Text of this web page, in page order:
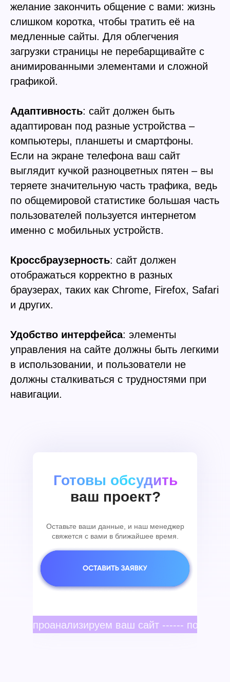
желание закончить общение с вами: жизнь
слишком коротка, чтобы тратить её на
медленные сайты. Для облегчения
загрузки страницы не перебарщивайте с
анимированными элементами и сложной
графикой.
Адаптивность: сайт должен быть
адаптирован под разные устройства –
компьютеры, планшеты и смартфоны.
Если на экране телефона ваш сайт
выглядит кучкой разноцветных пятен – вы
теряете значительную часть трафика, ведь
по общемировой статистике большая часть
пользователей пользуется интернетом
именно с мобильных устройств.
Кроссбраузерность: сайт должен
отображаться корректно в разных
браузерах, таких как Chrome, Firefox, Safari
и других.
Удобство интерфейса: элементы
управления на сайте должны быть легкими
в использовании, и пользователи не
должны сталкиваться с трудностями при
навигации.
Оставьте ваши данные, и наш менеджер
свяжется с вами в ближайшее время.
проанализируем ваш сайт ------
Готовы обсудить
ваш проект?